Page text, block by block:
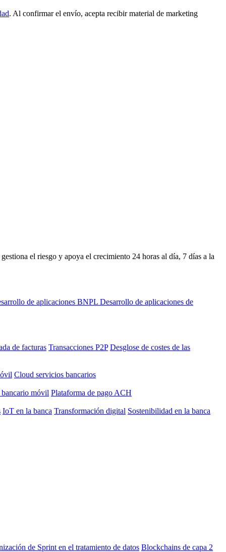
. Al confirmar el envío, acepta recibir material de marketing
el riesgo y apoya el crecimiento 24 horas al día, 7 días a la
de aplicaciones BNPL Desarrollo de aplicaciones de
de facturas Transacciones P2P Desglose de costes de las
Cloud servicios bancarios
bancario móvil Plataforma de pago ACH
IoT en la banca Transformación digital Sostenibilidad en la banca
de Sprint en el tratamiento de datos Blockchains de capa 2